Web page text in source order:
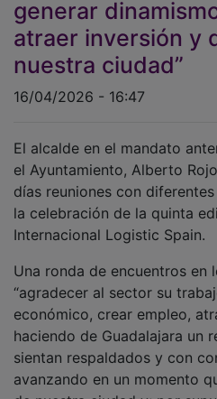
atraer inversión y
nuestra ciudad”
el Ayuntamiento, Alberto
días reuniones con
la celebración de la quinta
Internacional Logistic Spain.
“agradecer al sector su
económico, crear empleo,
haciendo de Guadalajara un
sientan respaldados y con
avanzando en un momento
de nuestra ciudad y; por